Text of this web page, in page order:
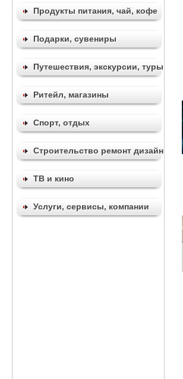
Продукты питания, чай, кофе
Подарки, сувениры
Путешествия, экскурсии, туры
Ритейл, магазины
Спорт, отдых
Строительство ремонт дизайн
ТВ и кино
Услуги, сервисы, компании